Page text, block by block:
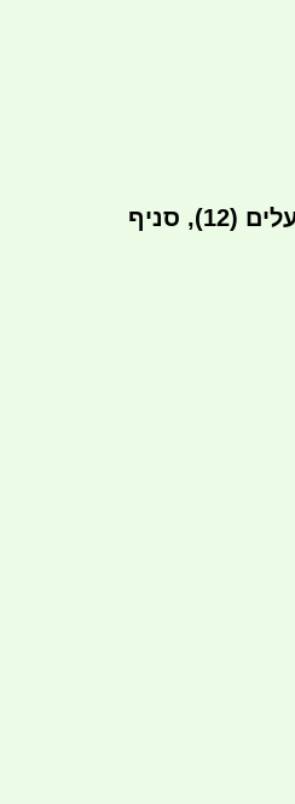
העברה בנקאית לחשבון 12235, בנק הפועלים (12), סניף